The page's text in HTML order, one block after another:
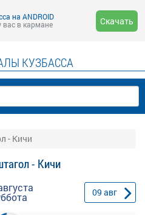
на ANDROID
вас в кармане
Скачать
КУЗБАССА
- Кичи
- Кичи
09 авг